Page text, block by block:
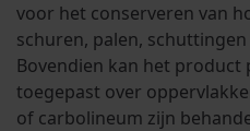
voor het conserveren van
schuren, palen,
Bovendien kan het
toegepast over
of carbolineum zijn